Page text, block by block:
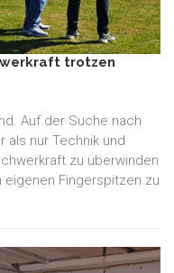
trotzen
Auf der Suche nach
als nur Technik und
zu überwinden
Fingerspitzen zu